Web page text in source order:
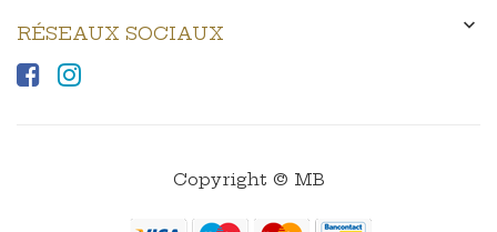
RÉSEAUX SOCIAUX 
Copyright © MB